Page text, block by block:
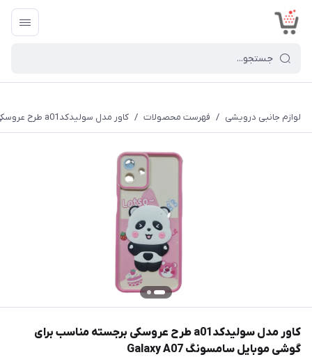
لوازم جانبی درویشی / فهرست محصولات / کاور مدل سولیدکدa01 طرح عروسکی برجسته مناسب برای گوشی موبایل سامسونگ Galaxy A07
کاور مدل سولیدکدa01 طرح عروسکی برجسته مناسب برای
گوشی موبایل سامسونگ Galaxy A07